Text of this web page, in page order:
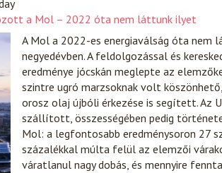
a Mol – 2022 óta nem láttunk ilyet
A Mol a 2022-es energiaválság óta
negyedévben. A feldolgozással és
eredménye jócskán meglepte az
szintre ugró marzsoknak volt
orosz olaj újbóli érkezése is segített. Az
szállított, összességében pedig
Mol: a legfontosabb eredménysoron 27
százalékkal múlta felül az elemzői
váratlanul nagy dobás, és mennyire